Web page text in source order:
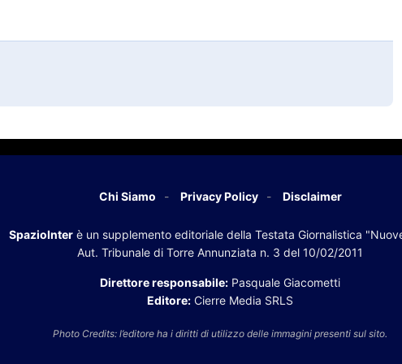
Chi Siamo Privacy Policy Disclaimer
SpazioInterè un supplemento editoriale della Testata Giornalistica
Aut. Tribunale di Torre Annunziata n. 3 del 10/02/2011
Direttore responsabile: Pasquale Giacometti
Editore: Cierre Media SRLS
Photo Credits: l’editore ha i diritti di utilizzo delle immagini presenti sul sito.